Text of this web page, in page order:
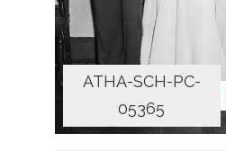
ATHA-SCH-PC-
05365